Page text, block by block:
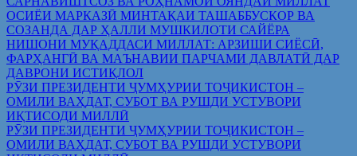
ОСИЁИ МАРКАЗӢ МИНТАҚАИ ТАШАББУСКОР ВА
СОЗАНДА ДАР ҲАЛЛИ МУШКИЛОТИ САЙЁРА
НИШОНИ МУҚАДДАСИ МИЛЛАТ: АРЗИШИ СИЁСӢ,
ФАРҲАНГӢ ВА МАЪНАВИИ ПАРЧАМИ ДАВЛАТӢ ДАР
ДАВРОНИ ИСТИҚЛОЛ
РӮЗИ ПРЕЗИДЕНТИ ҶУМҲУРИИ ТОҶИКИСТОН –
ОМИЛИ ВАҲДАТ, СУБОТ ВА РУШДИ УСТУВОРИ
ИҚТИСОДИ МИЛЛӢ
РӮЗИ ПРЕЗИДЕНТИ ҶУМҲУРИИ ТОҶИКИСТОН –
ОМИЛИ ВАҲДАТ, СУБОТ ВА РУШДИ УСТУВОРИ